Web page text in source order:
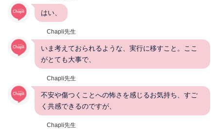
はい、
Chapli先生
いま考えておられるような、実行に移すこと。ここ
がとても大事で、
Chapli先生
不安や傷つくことへの怖さを感じるお気持ち、すご
く共感できるのですが、
Chapli先生